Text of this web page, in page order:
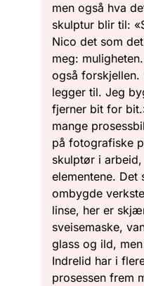
men også hva
skulptur blir til:
Nico det som
meg:
også
legger til. Jeg
fjerner bit for
mange
på fotografiske
skulptør i
elementene. Det
ombygde
linse, her er
sveisemaske,
glass og ild,
Indrelid har i
prosessen frem